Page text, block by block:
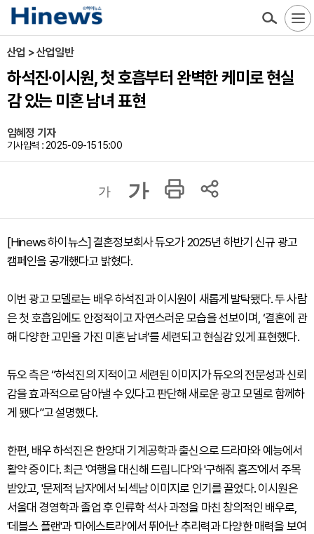
산업 > 산업일반
하석진·이시원, 첫 호흡부터 완벽한 케미로 현실
감 있는 미혼 남녀 표현
임혜정 기자
기사입력 : 2025-09-15 15:00
가 가
[Hinews 하이뉴스] 결혼정보회사 듀오가 2025년 하반기 신규 광고
캠페인을 공개했다고 밝혔다.
이번 광고 모델로는 배우 하석진과 이시원이 새롭게 발탁됐다. 두 사람
은 첫 호흡임에도 안정적이고 자연스러운 모습을 선보이며, ‘결혼에 관
해 다양한 고민을 가진 미혼 남녀’를 세련되고 현실감 있게 표현했다.
듀오 측은 “하석진의 지적이고 세련된 이미지가 듀오의 전문성과 신뢰
감을 효과적으로 담아낼 수 있다고 판단해 새로운 광고 모델로 함께하
게 됐다”고 설명했다.
한편, 배우 하석진은 한양대 기계공학과 출신으로 드라마와 예능에서
활약 중이다. 최근 '여행을 대신해 드립니다'와 '구해줘 홈즈'에서 주목
받았고, '문제적 남자'에서 뇌섹남 이미지로 인기를 끌었다. 이시원은
서울대 경영학과 졸업 후 인류학 석사 과정을 마친 창의적인 배우로,
'데블스 플랜'과 '마에스트라'에서 뛰어난 추리력과 다양한 매력을 보여